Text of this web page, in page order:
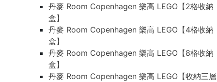
丹麥 Room Copenhagen 樂高 LEGO【2格收納
盒】
丹麥 Room Copenhagen 樂高 LEGO【4格收納
盒】
丹麥 Room Copenhagen 樂高 LEGO【8格收納
盒】
丹麥 Room Copenhagen 樂高 LEGO【收納三層